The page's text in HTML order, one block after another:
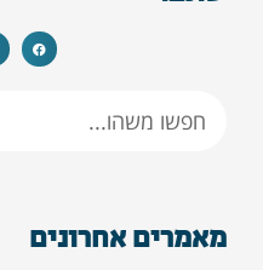
מאמרים אחרונים